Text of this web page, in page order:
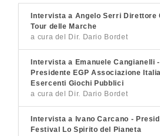
Intervista a Angelo Serri Direttore
Tour delle Marche
a cura del Dir. Dario Bordet
Intervista a Emanuele Cangianelli -
Presidente EGP Associazione
Esercenti Giochi Pubblici
a cura del Dir. Dario Bordet
Intervista a Ivano Carcano -
Festival Lo Spirito del Pianeta